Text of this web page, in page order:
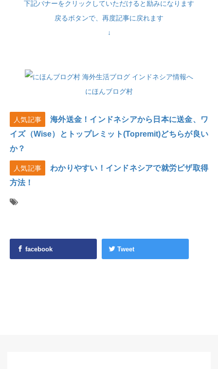
下記バナーをクリックしていただけると励みになります
戻るボタンで、再度記事に戻れます
↓
にほんブログ村
人気記事
海外送金！インドネシアから日本に送金、ワ
イズ（Wise）とトップレミット(Topremit)どちらが良い
か？
人気記事
わかりやすい！インドネシアで就労ビザ取得
方法！
facebook Tweet